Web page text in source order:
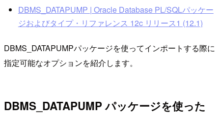
DBMS_DATAPUMP | Oracle Database PL/SQLパッケー
ジおよびタイプ・リファレンス 12c リリース1 (12.1)
DBMS_DATAPUMPパッケージを使ってインポートする際に
指定可能なオプションを紹介します。
DBMS_DATAPUMP パッケージを使った